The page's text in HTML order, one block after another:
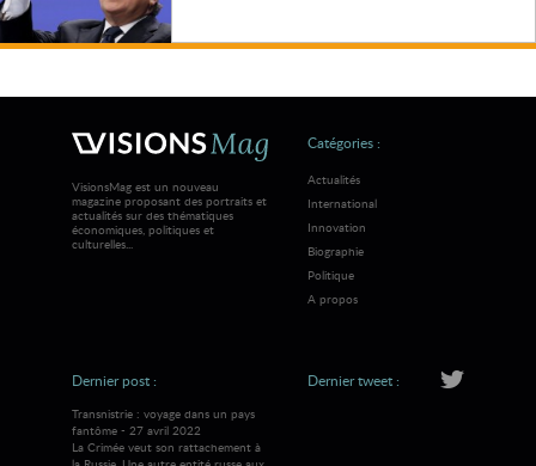
VisionsMag est un nouveau
magazine proposant des portraits et
actualités sur des thématiques
économiques, politiques et
culturelles...
Catégories :
Actualités
International
Innovation
Biographie
Politique
A propos
Dernier post :
Transnistrie : voyage dans un pays
fantôme - 27 avril 2022
La Crimée veut son rattachement à
Dernier tweet :